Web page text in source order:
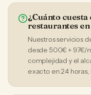
¿Cuánto
restaurantes
Nuestros servicios
desde 500€ + 97€/
complejidad y el
exacto en 24 horas,